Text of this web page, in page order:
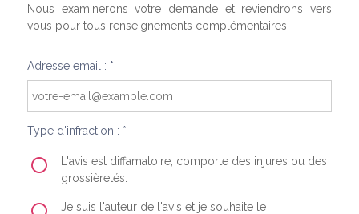
Nous examinerons votre demande et reviendrons vers
vous pour tous renseignements complémentaires.
Adresse email : *
Type d'infraction : *
L'avis est diffamatoire, comporte des injures ou des
grossièretés.
Je suis l'auteur de l'avis et je souhaite le